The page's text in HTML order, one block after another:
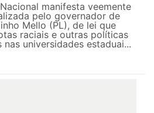
manifesta veemente
pelo governador de
Mello (PL), de lei que
raciais e outras políticas
universidades estaduai...